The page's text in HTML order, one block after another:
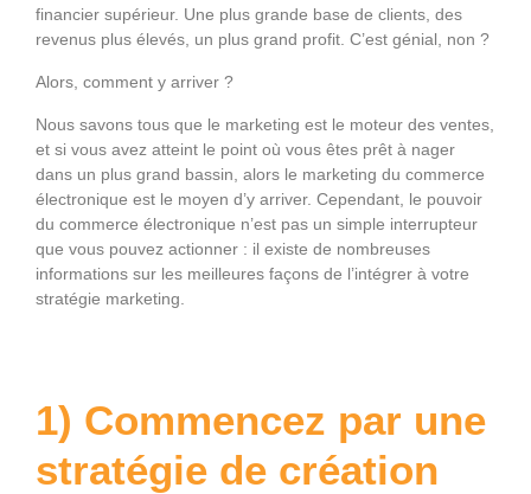
financier supérieur. Une plus grande base de clients, des
revenus plus élevés, un plus grand profit. C’est génial, non ?
Alors, comment y arriver ?
Nous savons tous que le marketing est le moteur des ventes,
et si vous avez atteint le point où vous êtes prêt à nager
dans un plus grand bassin, alors le marketing du commerce
électronique est le moyen d’y arriver. Cependant, le pouvoir
du commerce électronique n’est pas un simple interrupteur
que vous pouvez actionner : il existe de nombreuses
informations sur les meilleures façons de l’intégrer à votre
stratégie marketing.
1) Commencez par une
stratégie de création